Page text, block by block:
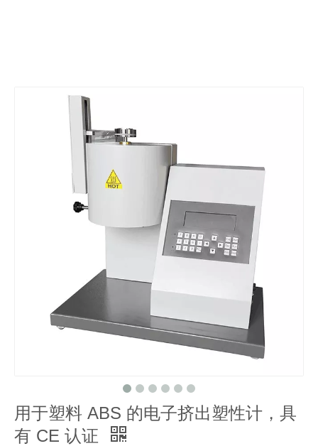
用于塑料 ABS 的电子挤出塑性计，具
有 CE 认证